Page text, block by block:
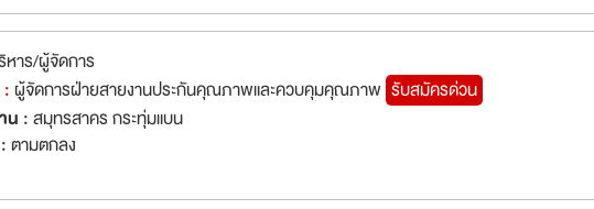
หาร/ผู้จัดการ
:ผู้จัดการฝ่ายสายงานประกันคุณภาพและควบคุมคุณภาพ รับสมัครด่วน
น :สมุทรสาคร กระทุ่มแบน
ตามตกลง